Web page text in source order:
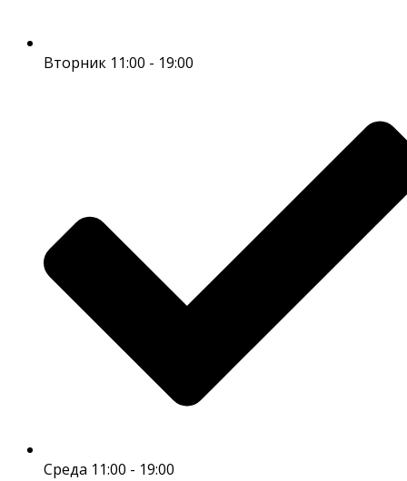
Вторник 11:00 - 19:00
Среда 11:00 - 19:00